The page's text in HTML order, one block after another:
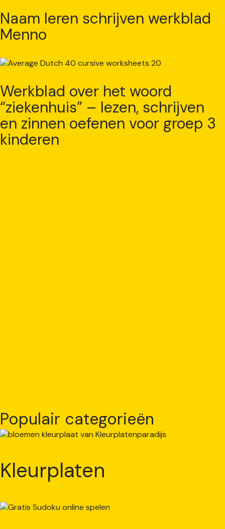
Naam leren schrijven werkblad
Menno
Werkblad over het woord
“ziekenhuis” – lezen, schrijven
en zinnen oefenen voor groep 3
kinderen
Populair categorieën
Kleurplaten